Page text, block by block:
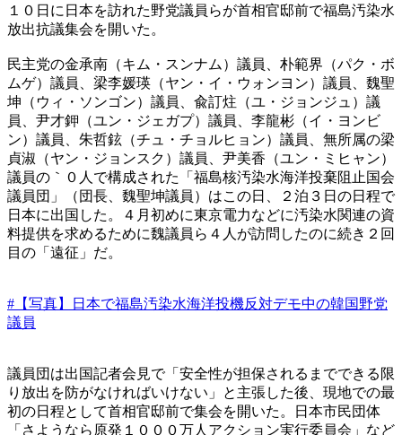
１０日に日本を訪れた野党議員らが首相官邸前で福島汚染水
放出抗議集会を開いた。
民主党の金承南（キム・スンナム）議員、朴範界（パク・ボ
ムゲ）議員、梁李媛瑛（ヤン・イ・ウォンヨン）議員、魏聖
坤（ウィ・ソンゴン）議員、兪訂炷（ユ・ジョンジュ）議
員、尹才鉀（ユン・ジェガプ）議員、李龍彬（イ・ヨンビ
ン）議員、朱哲鉉（チュ・チョルヒョン）議員、無所属の梁
貞淑（ヤン・ジョンスク）議員、尹美香（ユン・ミヒャン）
議員の｀０人で構成された「福島核汚染水海洋投棄阻止国会
議員団」（団長、魏聖坤議員）はこの日、２泊３日の日程で
日本に出国した。４月初めに東京電力などに汚染水関連の資
料提供を求めるために魏議員ら４人が訪問したのに続き２回
目の「遠征」だ。
#【写真】日本で福島汚染水海洋投機反対デモ中の韓国野党
議員
議員団は出国記者会見で「安全性が担保されるまでできる限
り放出を防がなければいけない」と主張した後、現地での最
初の日程として首相官邸前で集会を開いた。日本市民団体
「さようなら原発１０００万人アクション実行委員会」など